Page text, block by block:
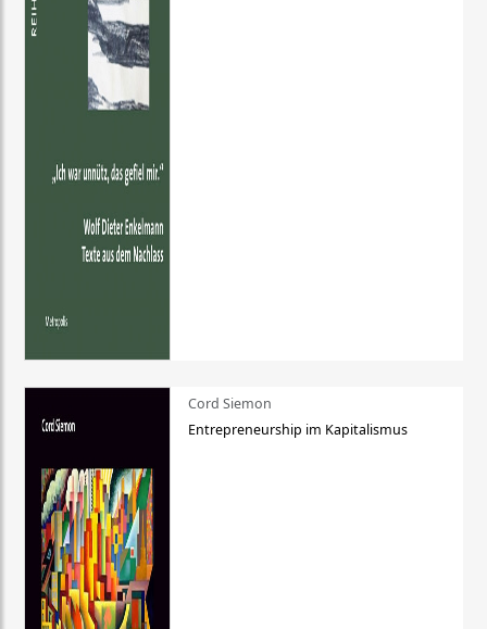
Cord Siemon
Entrepreneurship im Kapitalismus